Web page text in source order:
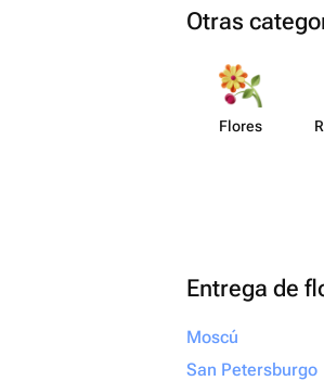
Otras
Flores
Entrega de
Moscú
San Petersburgo